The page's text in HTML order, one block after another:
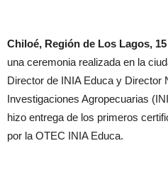
Chiloé, Región de Los Lagos,
una ceremonia realizada en la
Director de INIA Educa y Director
Investigaciones Agropecuarias
hizo entrega de los primeros
por la OTEC INIA Educa.